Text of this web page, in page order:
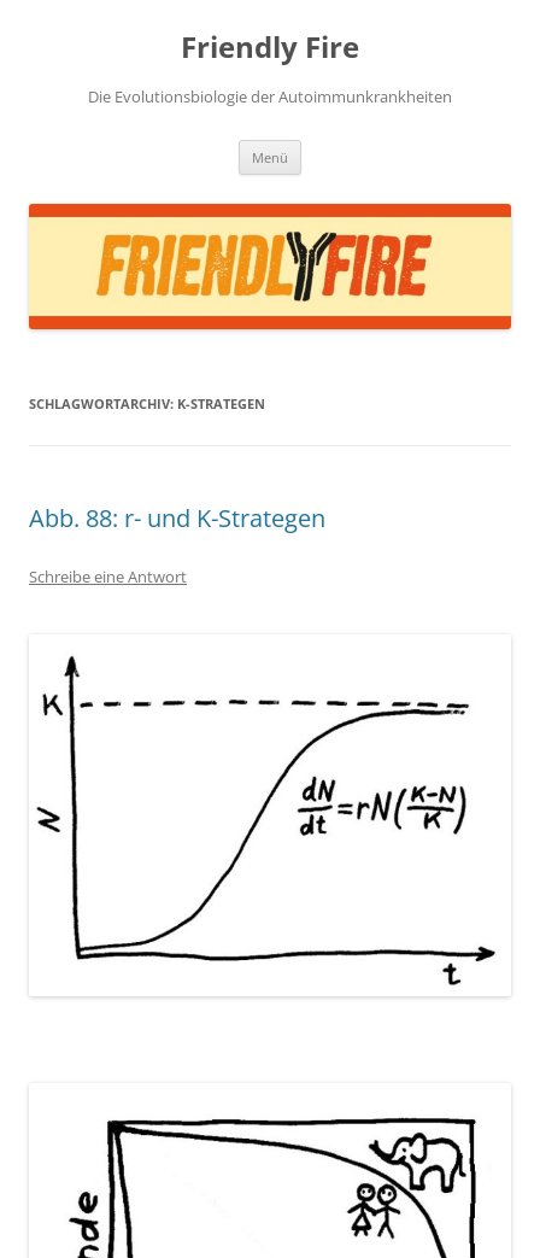
Friendly Fire
Die Evolutionsbiologie der Autoimmunkrankheiten
Menü
SCHLAGWORTARCHIV: K-STRATEGEN
Abb. 88: r- und K-Strategen
Schreibe eine Antwort